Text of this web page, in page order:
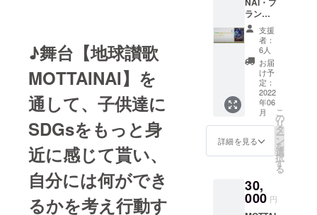
♪舞台【地球讃歌
MOTTAINAI】を
通して、子供達に
SDGsをもっと身
近に感じて貰い、
自分には何ができ
るかを考え行動す
ラン
【10,00
0円】＜
学生招
待2名分
＞ リ
ターン
内容：
MOTTAI
NAI主催
からの
サンク
スメー
ル
NAIオリ
ジナル
ロゴ入
支援
者：
6人
お届
け予
定：
2022
年06
月
詳細を見る
こ
の
リ
タ
ー
ン
を
選
択
す
る
30,
000 円